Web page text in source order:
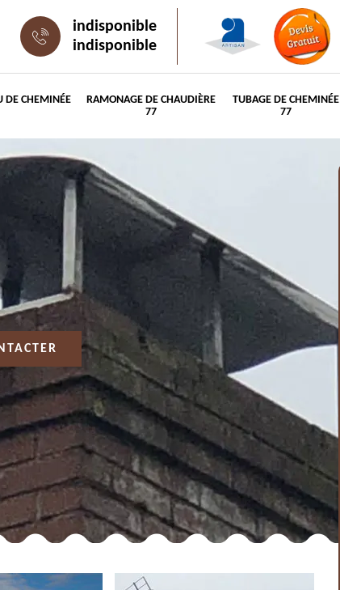
indisponible
indisponible
DE CHEMINÉE
RAMONAGE DE CHAUDIÈRE
77
TUBAGE DE CHEMINÉE
77